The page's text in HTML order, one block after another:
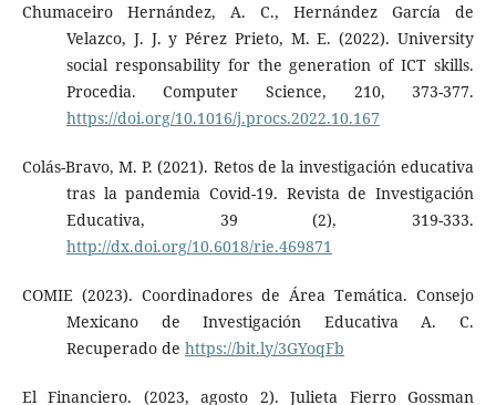
Chumaceiro Hernández, A. C., Hernández García de
Velazco, J. J. y Pérez Prieto, M. E. (2022). University
social responsability for the generation of ICT skills.
Procedia. Computer Science, 210, 373-377.
https://doi.org/10.1016/j.procs.2022.10.167
Colás-Bravo, M. P. (2021). Retos de la investigación educativa
tras la pandemia Covid-19. Revista de Investigación
Educativa, 39 (2), 319-333.
http://dx.doi.org/10.6018/rie.469871
COMIE (2023). Coordinadores de Área Temática. Consejo
Mexicano de Investigación Educativa A. C.
Recuperado de https://bit.ly/3GYoqFb
El Financiero. (2023, agosto 2). Julieta Fierro Gossman